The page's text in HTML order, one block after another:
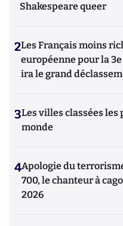
Shakespeare queer
2Les Français moins
européenne pour la
ira le grand
3Les villes classées
monde
4Apologie du
700, le chanteur à
2026